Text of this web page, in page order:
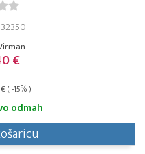
€
( -15% )
odmah